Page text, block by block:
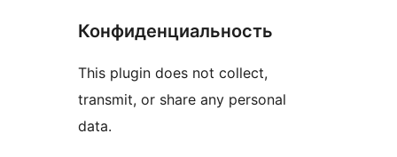
Конфиденциальность
This plugin does not collect,
transmit, or share any personal
data.